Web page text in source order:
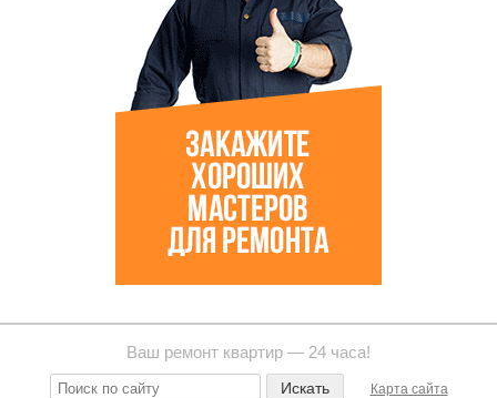
Ваш ремонт квартир — 24 часа!
Карта сайта